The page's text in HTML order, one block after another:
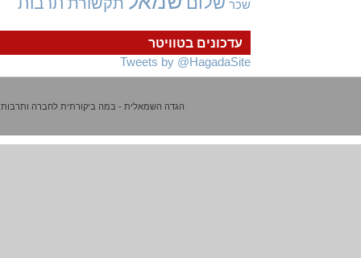
עדכונים בטוויטר
Tweets by @HagadaSite
שכר
הגדה השמאלית - במה ביקורתית לחברה ותרבות